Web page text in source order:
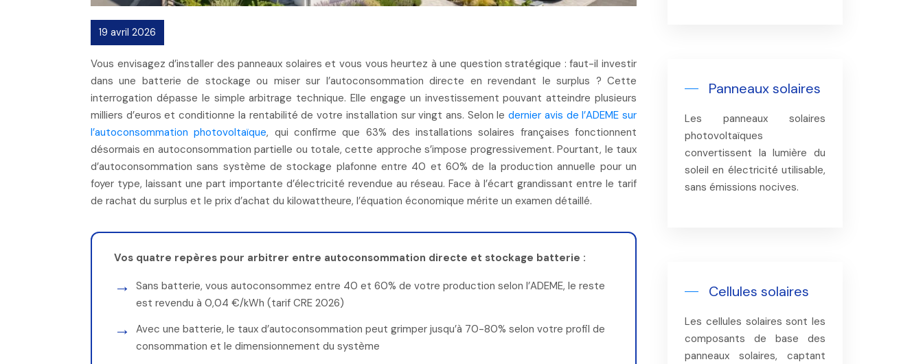
19 avril 2026
Vous envisagez d’installer des panneaux solaires et vous vous heurtez à une question stratégique : faut-il investir
dans une batterie de stockage ou miser sur l’autoconsommation directe en revendant le surplus ? Cette
interrogation dépasse le simple arbitrage technique. Elle engage un investissement pouvant atteindre plusieurs
milliers d’euros et conditionne la rentabilité de votre installation sur vingt ans. Selonledernier avis del’ADEME sur
l’autoconsommation photovoltaïque, qui confirme que 63% des installations solaires françaises fonctionnent
désormais en autoconsommation partielle ou totale, cette approche s’impose progressivement. Pourtant, le taux
d’autoconsommation sans système de stockage plafonne entre 40 et 60% de la production annuelle pour un
foyer type, laissant une part importante d’électricité revendue au réseau. Face à l’écart grandissant entre le tarif
de rachat du surplus et le prix d’achat du kilowattheure, l’équation économique mérite un examen détaillé.
Vos quatre repères pour arbitrer entre autoconsommation directe et stockage batterie :
Sans batterie, vous autoconsommez entre 40 et 60% de votre production selon l’ADEME, le reste
est revendu à 0,04 €/kWh (tarif CRE 2026)
Avec une batterie, le taux d’autoconsommation peut grimper jusqu’à 70-80% selon votre profil de
consommation et le dimensionnement du système
Panneaux solaires
Les panneaux solaires
photovoltaïques
convertissent la lumière du
soleil en électricité utilisable,
sans émissions nocives.
Cellules solaires
Les cellules solaires sont les
composants de base des
panneaux solaires, captant